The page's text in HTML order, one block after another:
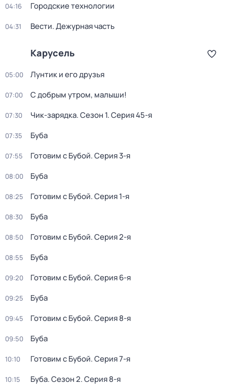
04:16 Городские технологии
04:31 Вести. Дежурная часть
Карусель
05:00 Лунтик и его друзья
07:00 С добрым утром, малыши!
07:30 Чик-зарядка. Сезон 1. Серия 45-я
07:35 Буба
07:55 Готовим с Бубой. Серия 3-я
08:00 Буба
08:25 Готовим с Бубой. Серия 1-я
08:30 Буба
08:50 Готовим с Бубой. Серия 2-я
08:55 Буба
09:20 Готовим с Бубой. Серия 6-я
09:25 Буба
09:45 Готовим с Бубой. Серия 8-я
09:50 Буба
10:10 Готовим с Бубой. Серия 7-я
10:15 Буба. Сезон 2. Серия 8-я